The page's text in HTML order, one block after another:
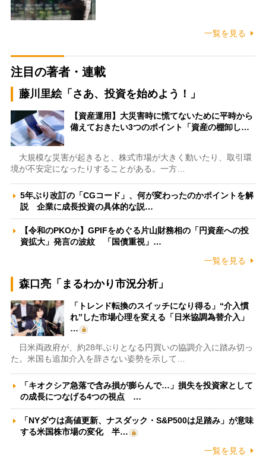
一覧を見る
注目の著者・連載
藤川里絵「さあ、投資を始めよう！」
【資産運用】大災害時に慌てないために平時から
備えておきたい3つのポイント「資産の棚卸し…
大規模な災害が起きると、株式市場が大きく動いたり、取引環
境が不安定になったりすることがある。一方…
5年ぶり改訂の「CGコード」、何が変わったのかポイントを解
説 企業に成長投資の具体的な説…
【令和のPKOか】GPIFをめぐる片山財務相の「円資産への投
資拡大」発言の波紋 「国債重視」…
一覧を見る
森口亮「まるわかり市況分析」
「トレンド転換のスイッチになり得る」“介入慣
れ”した市場心理を変える「日米協調為替介入」
…
日米両政府が、約28年ぶりとなる円買いの協調介入に踏み切っ
た。米国も追加介入を辞さない姿勢を示して…
「キオクシア急落で含み損が膨らんで…」損失を投資家として
の成長につなげる4つの視点 …
「NYダウは高値更新、ナスダック・S&P500は足踏み」が意味
する米国株市場の変化 半…
一覧を見る